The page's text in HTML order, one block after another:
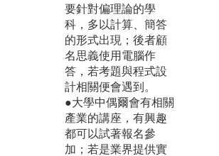
要針對偏理論的學
科，多以計算、簡答
的形式出現；後者顧
名思義使用電腦作
答，若考題與程式設
計相關便會遇到。
●大學中偶爾會有相關
產業的講座，有興趣
都可以試著報名參
加；若是業界提供實